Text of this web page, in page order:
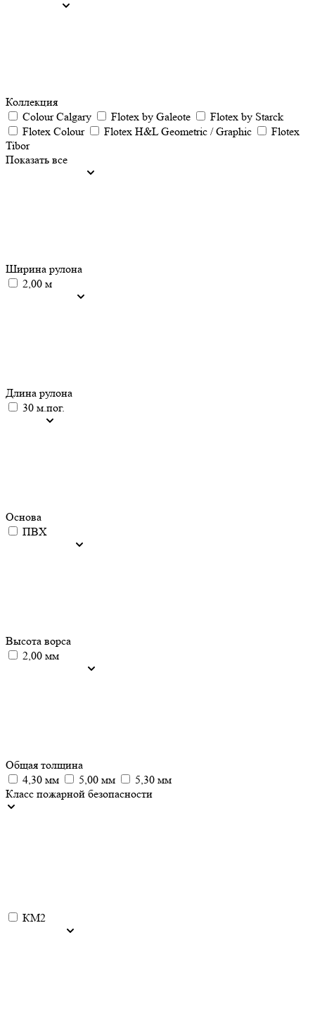
Коллекция
Colour Calgary
Flotex by Galeote
Flotex by Starck
Flotex Colour
Flotex H&L Geometric / Graphic
Flotex
Tibor
Показать все
Ширина рулона
2,00 м
Длина рулона
30 м.пог.
Основа
ПВХ
Высота ворса
2,00 мм
Общая толщина
4,30 мм
5,00 мм
5,30 мм
Класс пожарной безопасности
КМ2